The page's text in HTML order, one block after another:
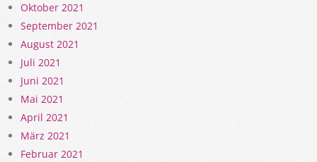
Oktober 2021
September 2021
August 2021
Juli 2021
Juni 2021
Mai 2021
April 2021
März 2021
Februar 2021